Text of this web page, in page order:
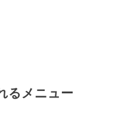
るメニュー